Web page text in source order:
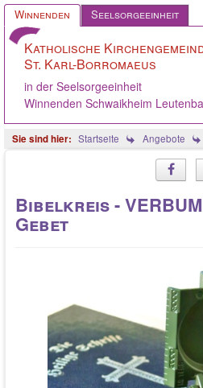
Winnenden Seelsorgeeinheit
Katholische
St. Karl-Borromaeus
in der Seelsorgeeinheit
Winnenden Schwaikheim
Startseite Angebote
Bibelkreis -
Gebet